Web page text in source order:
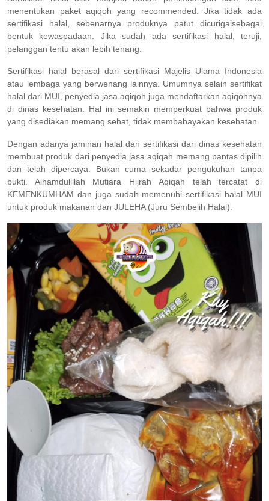
menentukan paket aqiqoh yang recommended. Jika tidak ada
sertifikasi halal, sebenarnya produknya patut dicurigaisebagai
bentuk kewaspadaan. Jika sudah ada sertifikasi halal, teruji,
pelanggan tentu akan lebih tenang.
Sertifikasi halal berasal dari sertifikasi Majelis Ulama Indonesia
atau lembaga yang berwenang lainnya. Umumnya selain sertifikat
halal dari MUI, penyedia jasa aqiqoh juga mendaftarkan aqiqohnya
di dinas kesehatan. Hal ini semakin memperkuat bahwa produk
yang disediakan memang sehat, tidak membahayakan kesehatan.
Dengan adanya jaminan halal dan sertifikasi dari dinas kesehatan
membuat produk dari penyedia jasa aqiqah memang pantas dipilih
dan telah dipercaya. Bukan cuma sekadar pengukuhan tanpa
bukti. Alhamdulillah Mutiara Hijrah Aqiqah telah tercatat di
KEMENKUMHAM dan juga sudah memenuhi sertifikasi halal MUI
untuk produk makanan dan JULEHA (Juru Sembelih Halal).